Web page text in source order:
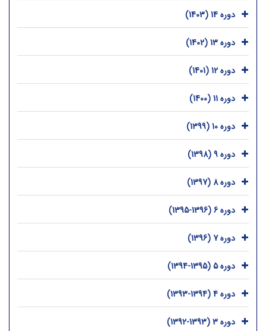
دوره 14 (1403)
دوره 13 (1402)
دوره 12 (1401)
دوره 11 (1400)
دوره 10 (1399)
دوره 9 (1398)
دوره 8 (1397)
دوره 6 (1396-1395)
دوره 7 (1396)
دوره 5 (1395-1394)
دوره 4 (1394-1393)
دوره 3 (1393-1392)